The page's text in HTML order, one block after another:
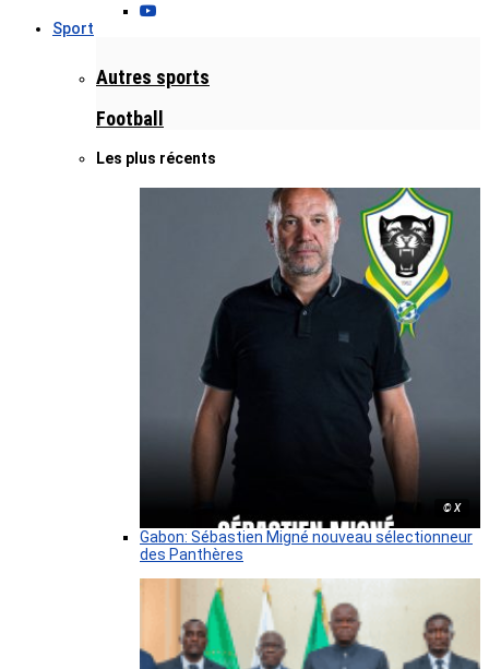
Sport
Autres sports
Football
Les plus récents
© X
Gabon: Sébastien Migné nouveau sélectionneur
des Panthères